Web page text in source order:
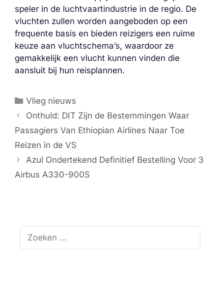
speler in de luchtvaartindustrie in de regio. De
vluchten zullen worden aangeboden op een
frequente basis en bieden reizigers een ruime
keuze aan vluchtschema’s, waardoor ze
gemakkelijk een vlucht kunnen vinden die
aansluit bij hun reisplannen.
Categorieën
Vlieg nieuws
Onthuld: DIT Zijn de Bestemmingen Waar
Passagiers Van Ethiopian Airlines Naar Toe
Reizen in de VS
Azul Ondertekend Definitief Bestelling Voor 3
Airbus A330-900S
naar: